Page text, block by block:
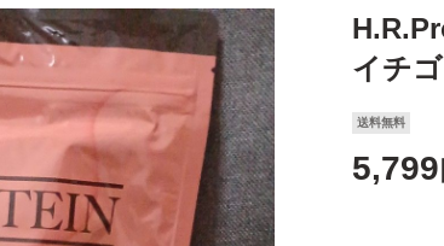
イチゴ
送料無料
5,799